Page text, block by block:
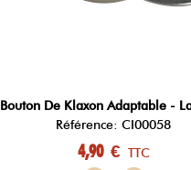
Bouton De Klaxon Adaptable -
Référence: CI00058
4,90 € TTC